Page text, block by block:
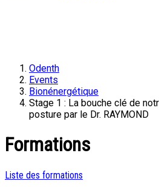
Odenth
Events
Bionénergétique
Stage 1 : La bouche clé de
posture par le Dr. RAYMOND
Formations
Liste des formations